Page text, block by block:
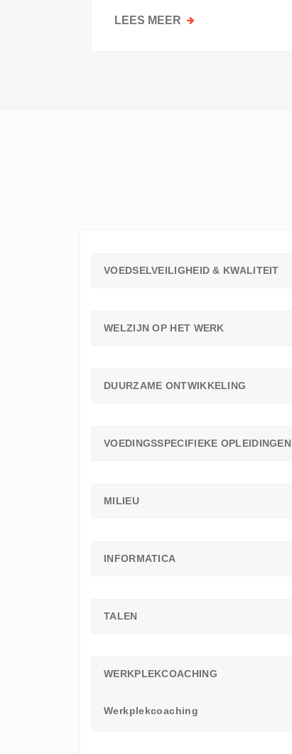
LEES MEER OVER
VOEDSELVEILIGHEID & KWALITEIT
WELZIJN OP HET WERK
DUURZAME ONTWIKKELING
VOEDINGSSPECIFIEKE OPLEIDINGEN
MILIEU
INFORMATICA
TALEN
WERKPLEKCOACHING
Werkplekcoaching